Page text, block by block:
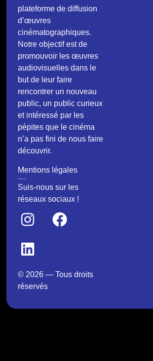
plateforme de diffusion
d’œuvres
cinématographiques.
Notre objectif est de
promouvoir les œuvres
audiovisuelles dans le
but de leur faire
rencontrer un nouveau
public, un public curieux
et intéressé par les
pépites que le cinéma
n’a pas fini de nous faire
découvrir.
Mentions légales
Suis-nous sur les
réseaux sociaux !
© 2026 — Tous droits
réservés